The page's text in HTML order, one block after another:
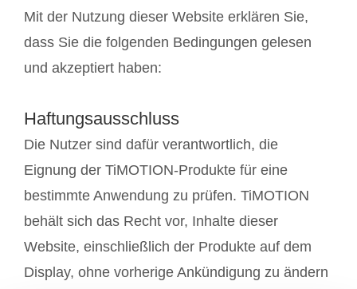
Mit der Nutzung dieser Website erklären Sie,
dass Sie die folgenden Bedingungen gelesen
und akzeptiert haben:
Haftungsausschluss
Die Nutzer sind dafür verantwortlich, die
Eignung der TiMOTION-Produkte für eine
bestimmte Anwendung zu prüfen. TiMOTION
behält sich das Recht vor, Inhalte dieser
Website, einschließlich der Produkte auf dem
Display, ohne vorherige Ankündigung zu ändern